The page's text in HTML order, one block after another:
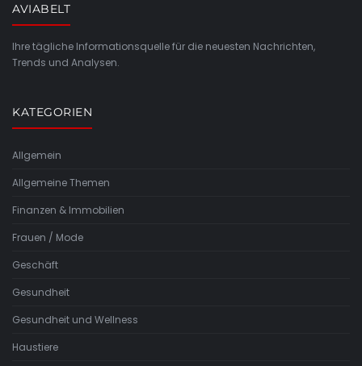
AVIABELT
Ihre tägliche Informationsquelle für die neuesten Nachrichten,
Trends und Analysen.
KATEGORIEN
Allgemein
Allgemeine Themen
Finanzen & Immobilien
Frauen / Mode
Geschäft
Gesundheit
Gesundheit und Wellness
Haustiere